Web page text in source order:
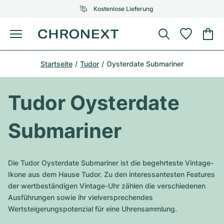
Kostenlose Lieferung
Menü
Uhr kaufen
AUSGEWÄHLTE MARKEN
Top-Modelle
Omega
Alle Omega Modelle
Top-Modelle
Patek Philippe
Alle Patek Philippe Modelle
Cartier
Breitling
Certified Pre-Owned
Uhr verkaufen
AUSGEWÄHLTE MARKEN
Tiffany
Louis Vuitton
Van Cleef & Arpels
Bvlgari
Neuzugänge
Service
Startseite Tudor Oysterdate Submariner
Tudor Oysterdate
Submariner
Die Tudor Oysterdate Submariner ist die begehrteste Vintage-
Ikone aus dem Hause Tudor. Zu den interessantesten Features
der wertbeständigen Vintage-Uhr zählen die verschiedenen
Ausführungen sowie ihr vielversprechendes
Wertsteigerungspotenzial für eine Uhrensammlung.